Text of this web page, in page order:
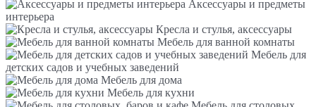
Аксессуары и предметы
интерьера
Кресла и стулья, аксессуары
Мебель для ванной комнаты
Мебель для
детских садов и учебных заведений
Мебель для дома
Мебель для кухни